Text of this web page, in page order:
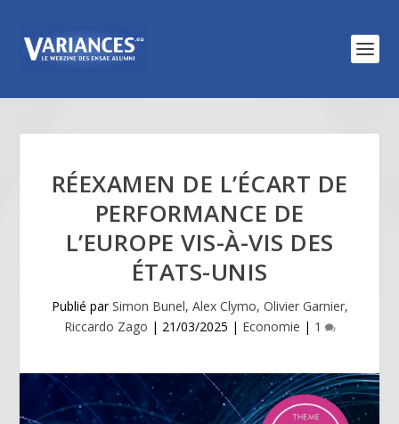
RÉEXAMEN DE L’ÉCART DE
PERFORMANCE DE
L’EUROPE VIS-À-VIS DES
ÉTATS-UNIS
Publié parSimon Bunel, Alex Clymo, Olivier Garnier,
Riccardo Zago | 21/03/2025 | Economie | 1